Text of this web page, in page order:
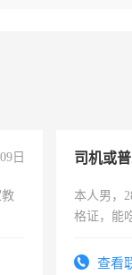
日 司机或
本人男，
格证，能
查看